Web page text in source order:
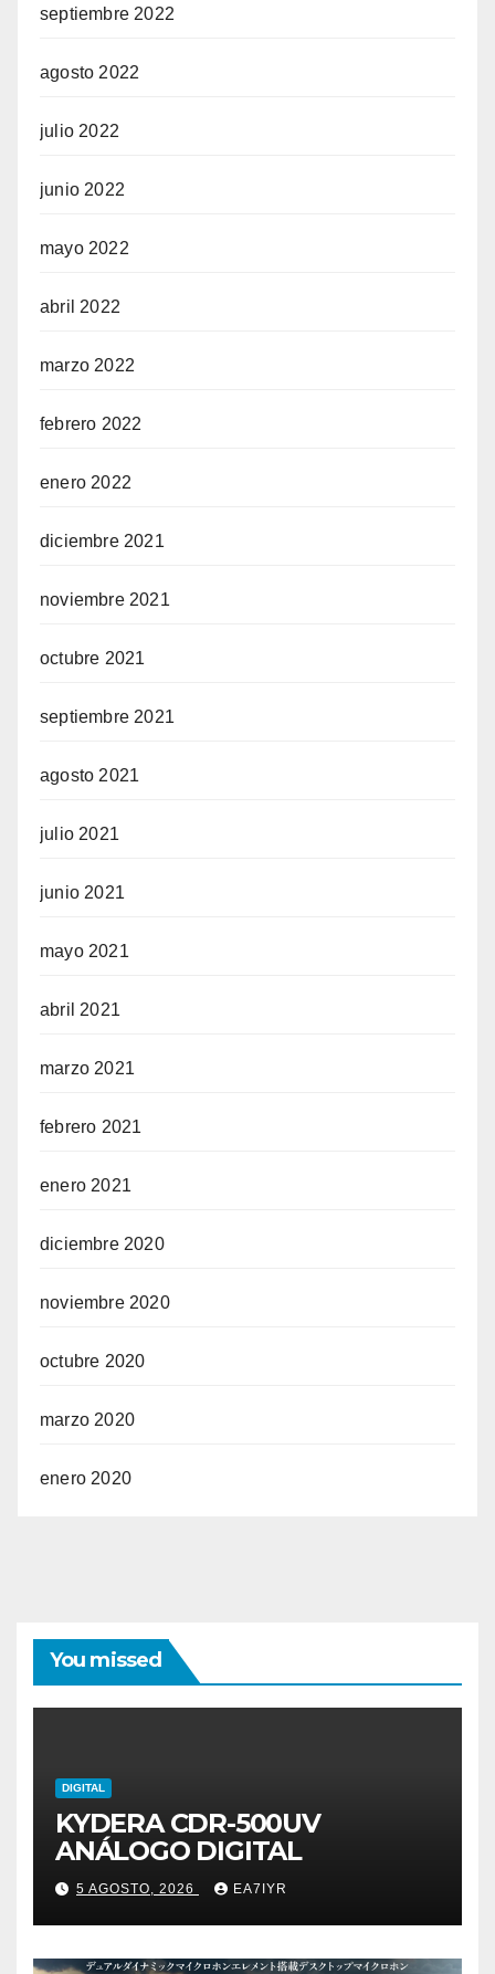
septiembre 2022
agosto 2022
julio 2022
junio 2022
mayo 2022
abril 2022
marzo 2022
febrero 2022
enero 2022
diciembre 2021
noviembre 2021
octubre 2021
septiembre 2021
agosto 2021
julio 2021
junio 2021
mayo 2021
abril 2021
marzo 2021
febrero 2021
enero 2021
diciembre 2020
noviembre 2020
octubre 2020
marzo 2020
enero 2020
You missed
DIGITAL
KYDERA CDR-500UV
ANÁLOGO DIGITAL
5 AGOSTO, 2026 EA7IYR